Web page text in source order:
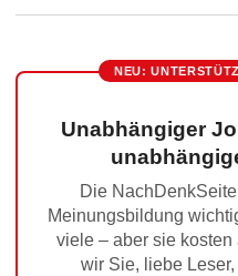
NEU:
Unabhängiger
Die
Meinungsbildung
viele – aber sie
wir Sie, liebe